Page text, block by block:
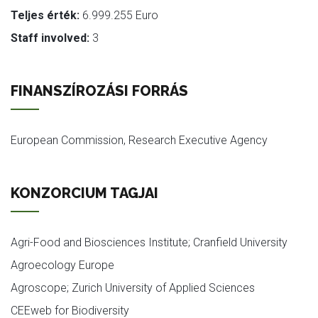
Teljes érték: 6.999.255 Euro
Staff involved: 3
FINANSZÍROZÁSI FORRÁS
European Commission, Research Executive Agency
KONZORCIUM TAGJAI
Agri-Food and Biosciences Institute; Cranfield University
Agroecology Europe
Agroscope; Zurich University of Applied Sciences
CEEweb for Biodiversity